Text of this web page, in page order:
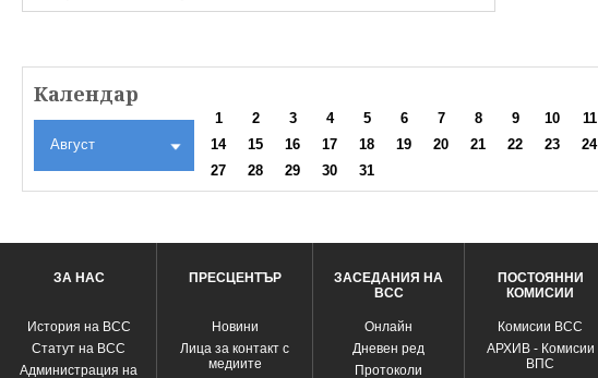
Календар
Август
1 2 3 4 5 6 7 8 9 10 11
14
15 16 17 18 19 20 21 22 23 24
27
28 29 30 31
ЗА НАС
История на ВСС
Статут на ВСС
Администрация на
ПРЕСЦЕНТЪР
Новини
Лица за контакт с
медиите
ЗАСЕДАНИЯ НА
ВСС
Oнлайн
Дневен ред
Протоколи
ПОСТОЯННИ
КОМИСИИ
Комисии ВСС
АРХИВ - Комисии
ВПС